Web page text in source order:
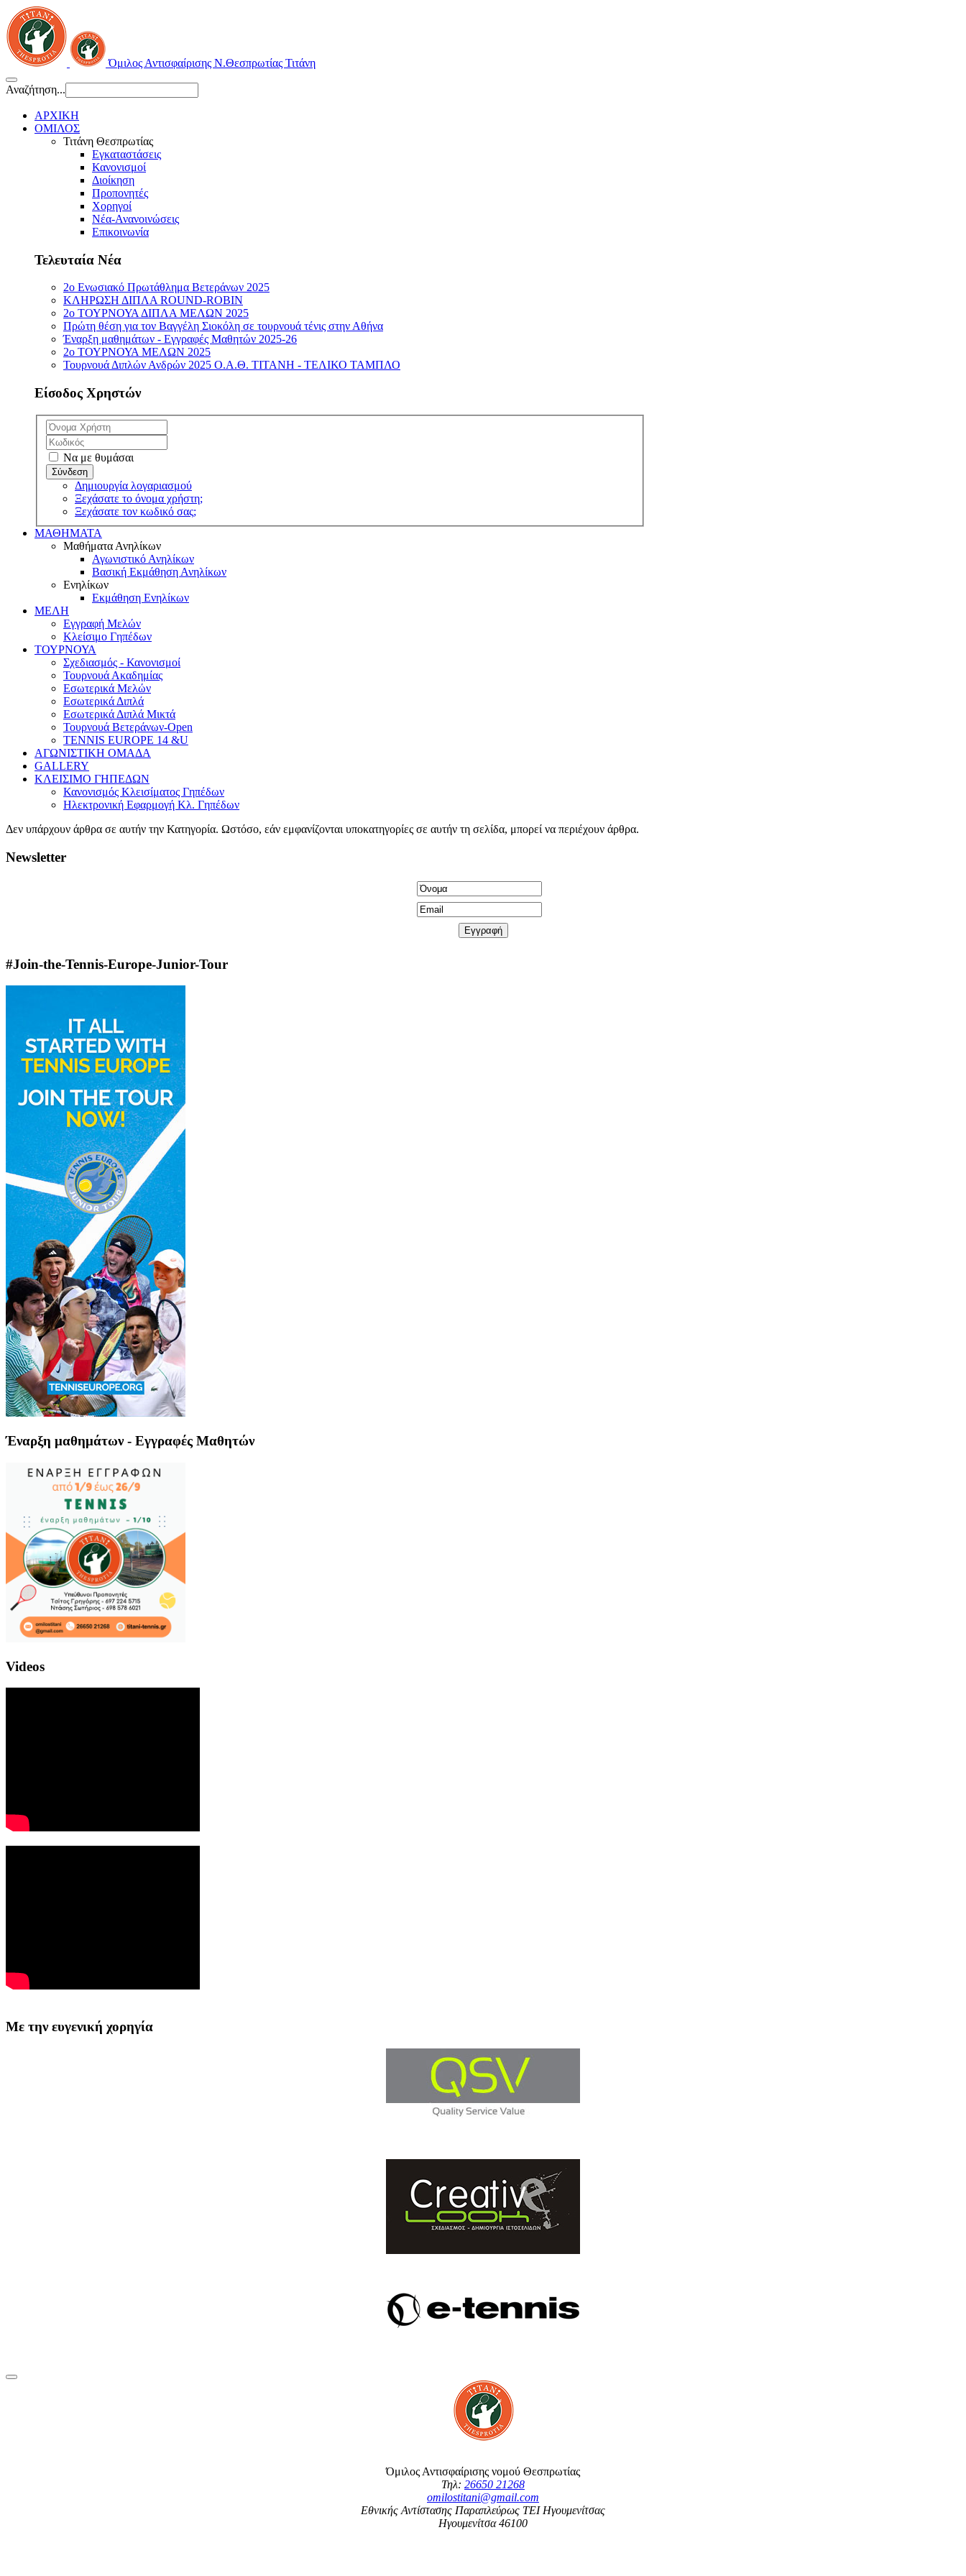
Όμιλος Αντισφαίρισης Ν.Θεσπρωτίας Τιτάνη
Αναζήτηση...
ΑΡΧΙΚΗ
ΟΜΙΛΟΣ
Τιτάνη Θεσπρωτίας
Εγκαταστάσεις
Κανονισμοί
Διοίκηση
Προπονητές
Χορηγοί
Νέα-Ανανοινώσεις
Επικοινωνία
Τελευταία Νέα
2ο Ενωσιακό Πρωτάθλημα Βετεράνων 2025
ΚΛΗΡΩΣΗ ΔΙΠΛΑ ROUND-ROBIN
2ο ΤΟΥΡΝΟΥΑ ΔΙΠΛΑ ΜΕΛΩΝ 2025
Πρώτη θέση για τον Βαγγέλη Σιοκόλη σε τουρνουά τένις στην Αθήνα
Έναρξη μαθημάτων - Εγγραφές Μαθητών 2025-26
2ο ΤΟΥΡΝΟΥΑ ΜΕΛΩΝ 2025
Τουρνουά Διπλών Ανδρών 2025 Ο.Α.Θ. ΤΙΤΑΝΗ - ΤΕΛΙΚΟ ΤΑΜΠΛΟ
Είσοδος Χρηστών
Να με θυμάσαι
Δημιουργία λογαριασμού
Ξεχάσατε το όνομα χρήστη;
Ξεχάσατε τον κωδικό σας;
ΜΑΘΗΜΑΤΑ
Μαθήματα Ανηλίκων
Αγωνιστικό Ανηλίκων
Βασική Εκμάθηση Ανηλίκων
Ενηλίκων
Εκμάθηση Ενηλίκων
ΜΕΛΗ
Εγγραφή Μελών
Κλείσιμο Γηπέδων
ΤΟΥΡΝΟΥΑ
Σχεδιασμός - Κανονισμοί
Τουρνουά Ακαδημίας
Εσωτερικά Μελών
Εσωτερικά Διπλά
Εσωτερικά Διπλά Μικτά
Τουρνουά Βετεράνων-Open
TENNIS EUROPE 14 &U
ΑΓΩΝΙΣΤΙΚΗ ΟΜΑΔΑ
GALLERY
ΚΛΕΙΣΙΜΟ ΓΗΠΕΔΩΝ
Κανονισμός Κλεισίματος Γηπέδων
Ηλεκτρονική Εφαρμογή Κλ. Γηπέδων
Δεν υπάρχουν άρθρα σε αυτήν την Κατηγορία. Ωστόσο, εάν εμφανίζονται υποκατηγορίες σε αυτήν τη σελίδα, μπορεί να περιέχουν άρθρα.
Newsletter
#Join-the-Tennis-Europe-Junior-Tour
Έναρξη μαθημάτων - Εγγραφές Μαθητών
Videos
Με την ευγενική χορηγία
Όμιλος Αντισφαίρισης νομού Θεσπρωτίας
Τηλ: 26650 21268
omilostitani@gmail.com
Εθνικής Αντίστασης Παραπλεύρως ΤΕΙ Ηγουμενίτσας
Ηγουμενίτσα 46100